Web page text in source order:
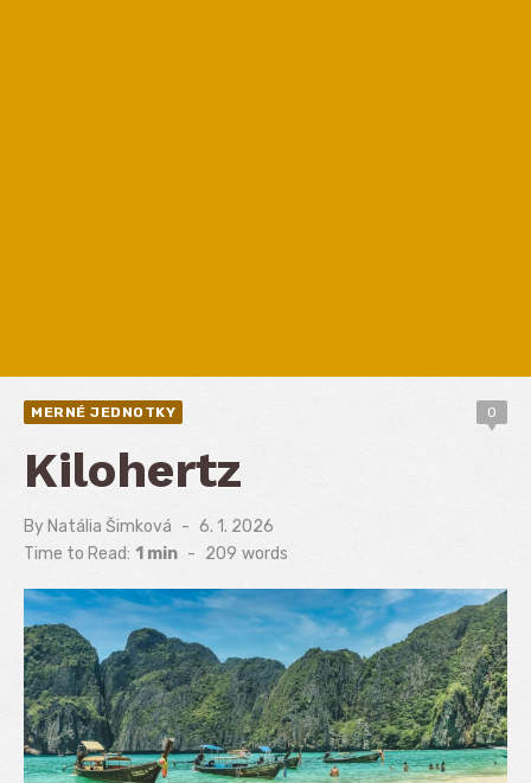
MERNÉ JEDNOTKY 0
Kilohertz
By Natália Šimková
Posted
on
6. 1. 2026
Time to Read: 1 min - 209 words